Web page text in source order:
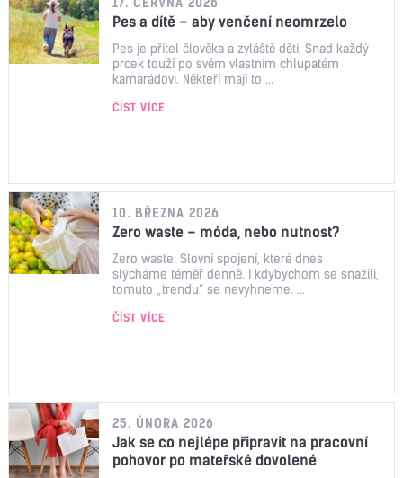
Pes a dítě – aby venčení neomrzelo
Pes je přítel člověka a zvláště dětí. Snad každý
prcek touží po svém vlastním chlupatém
kamarádovi. Někteří mají to ...
ČÍST VÍCE
10. BŘEZNA 2026
Zero waste – móda, nebo nutnost?
Zero waste. Slovní spojení, které dnes
slýcháme téměř denně. I kdybychom se snažili,
tomuto „trendu“ se nevyhneme. ...
ČÍST VÍCE
25. ÚNORA 2026
Jak se co nejlépe připravit na pracovní
pohovor po mateřské dovolené